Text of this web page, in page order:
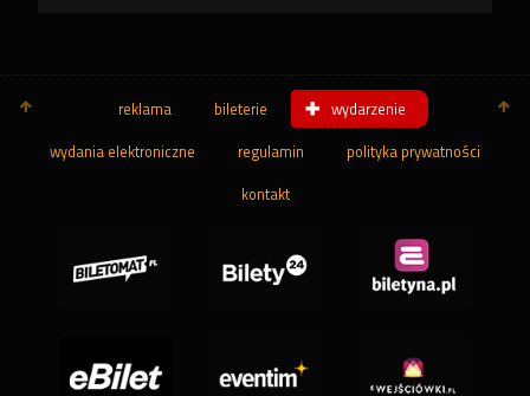
reklama bileterie wydarzenie
wydania elektroniczne regulamin polityka prywatności
kontakt